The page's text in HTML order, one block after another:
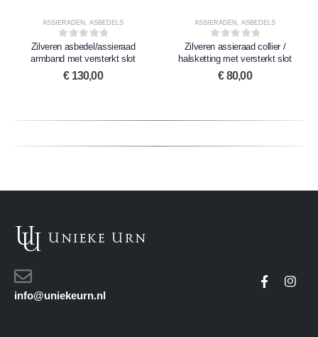
ASSIERADEN ASBEDELS
0 out of 5
Zilveren asbedel/assieraad
armband met versterkt slot
€130,00
ASSIERADEN ASBEDELS
0out of 5
Zilveren assieraad collier /
halsketting met versterkt slot
€80,00
info@uniekeurn.nl